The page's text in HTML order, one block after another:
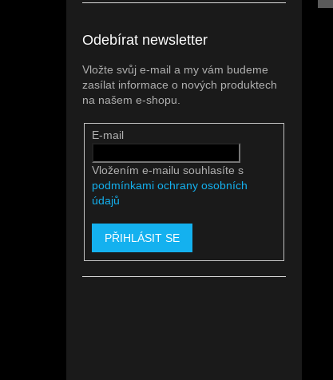
Odebírat newsletter
Vložte svůj e-mail a my vám budeme
zasílat informace o nových produktech
na našem e-shopu.
E-mail
Vložením e-mailu souhlasíte s
podmínkami ochrany osobních
údajů
PŘIHLÁSIT SE